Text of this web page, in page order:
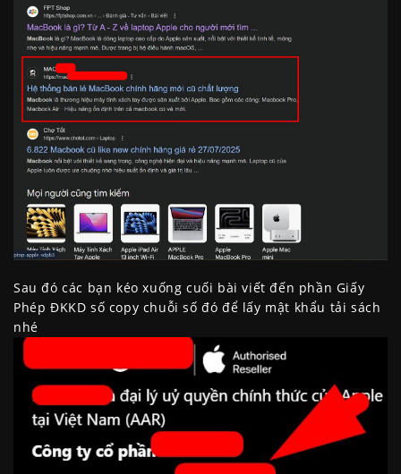
Sau đó các bạn kéo xuống cuối bài viết đến phần Giấy
Phép ĐKKD số copy chuỗi số đó để lấy mật khẩu tải sách
nhé